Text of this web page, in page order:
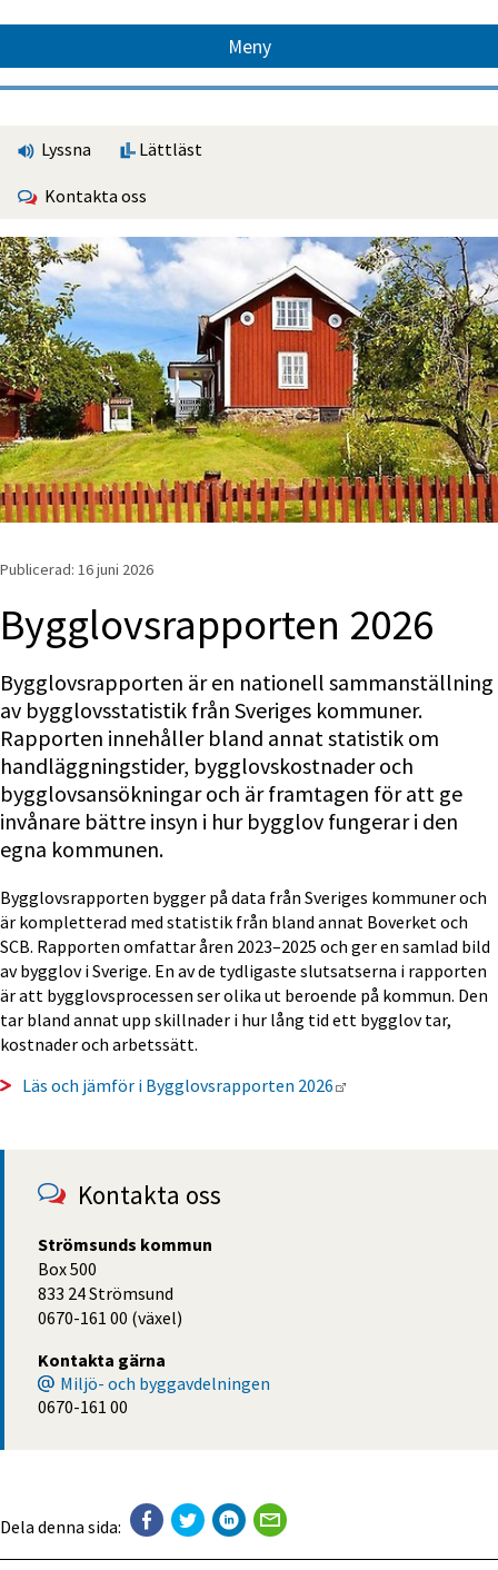
Meny
Lyssna Lättläst
Kontakta oss
Publicerad: 16 juni 2026
Bygglovsrapporten 2026
Bygglovsrapporten är en nationell sammanställning
av bygglovsstatistik från Sveriges kommuner.
Rapporten innehåller bland annat statistik om
handläggningstider, bygglovskostnader och
bygglovsansökningar och är framtagen för att ge
invånare bättre insyn i hur bygglov fungerar i den
egna kommunen.
Bygglovsrapporten bygger på data från Sveriges kommuner och
är kompletterad med statistik från bland annat Boverket och
SCB. Rapporten omfattar åren 2023–2025 och ger en samlad bild
av bygglov i Sverige. En av de tydligaste slutsatserna i rapporten
är att bygglovsprocessen ser olika ut beroende på kommun. Den
tar bland annat upp skillnader i hur lång tid ett bygglov tar,
kostnader och arbetssätt.
Läs och jämför i Bygglovsrapporten 2026
Kontakta oss
Strömsunds kommun
Box 500
833 24 Strömsund
0670-161 00 (växel)
Kontakta gärna
Miljö- och byggavdelningen
0670-161 00
Dela denna sida: